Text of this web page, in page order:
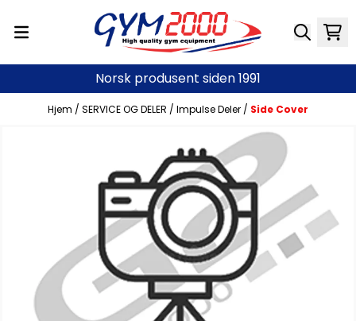
Norsk produsent siden 1991
Hjem / SERVICE OG DELER / Impulse Deler / Side Cover